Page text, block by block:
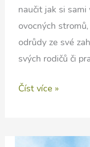
naučit jak si
ovocných
odrůdy ze své
svých rodičů či
Roubování
v
Číst více »